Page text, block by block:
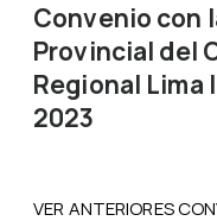
Convenio con
Provincial del
Regional Lima
2023
VER ANTERIORES